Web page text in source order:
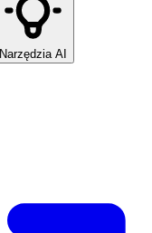
Narzędzia AI